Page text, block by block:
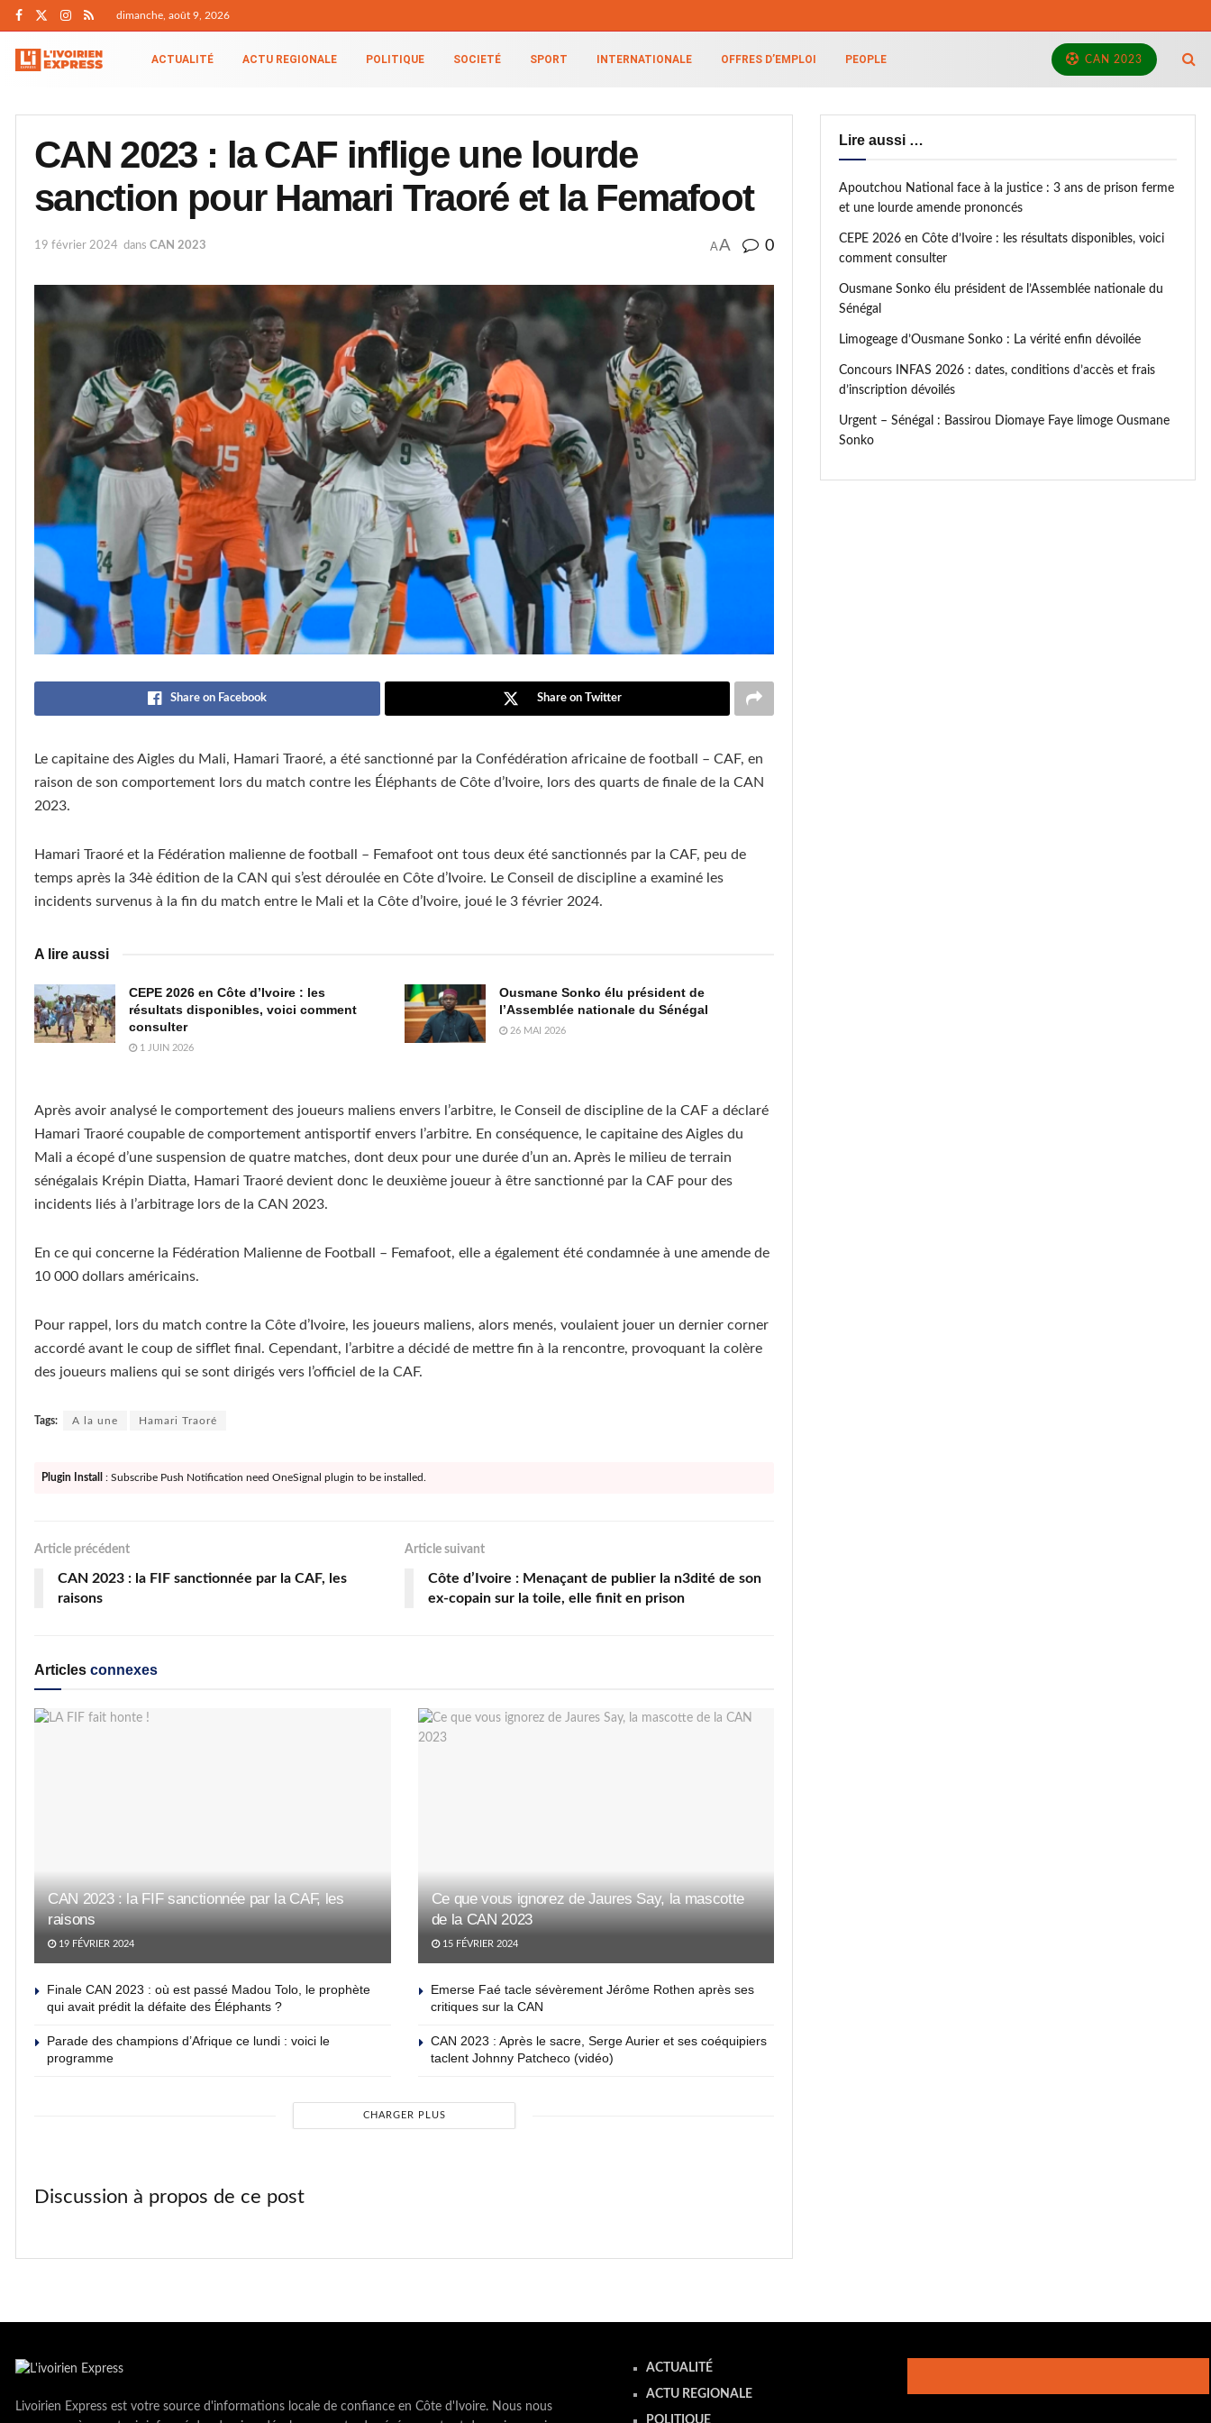
dimanche, août 9, 2026
ACTUALITÉ ACTU REGIONALE POLITIQUE SOCIETÉ SPORT INTERNATIONALE OFFRES D’EMPLOI PEOPLE CAN 2023
CAN 2023 : la CAF inflige une lourde
sanction pour Hamari Traoré et la Femafoot
19 février 2024 dans CAN 2023 AA 0
Share on Facebook Share on Twitter
Le capitaine des Aigles du Mali, Hamari Traoré, a été sanctionné par la Confédération africaine de football – CAF, en
raison de son comportement lors du match contre les Éléphants de Côte d’Ivoire, lors des quarts de finale de la CAN
2023.
Hamari Traoré et la Fédération malienne de football – Femafoot ont tous deux été sanctionnés par la CAF, peu de
temps après la 34è édition de la CAN qui s’est déroulée en Côte d’Ivoire. Le Conseil de discipline a examiné les
incidents survenus à la fin du match entre le Mali et la Côte d’Ivoire, joué le 3 février 2024.
A lire aussi
CEPE 2026 en Côte d’Ivoire : les
résultats disponibles, voici comment
consulter
1 JUIN 2026
Ousmane Sonko élu président de
l’Assemblée nationale du Sénégal
26 MAI 2026
Après avoir analysé le comportement des joueurs maliens envers l’arbitre, le Conseil de discipline de la CAF a déclaré
Hamari Traoré coupable de comportement antisportif envers l’arbitre. En conséquence, le capitaine des Aigles du
Mali a écopé d’une suspension de quatre matches, dont deux pour une durée d’un an. Après le milieu de terrain
sénégalais Krépin Diatta, Hamari Traoré devient donc le deuxième joueur à être sanctionné par la CAF pour des
incidents liés à l’arbitrage lors de la CAN 2023.
En ce qui concerne la Fédération Malienne de Football – Femafoot, elle a également été condamnée à une amende de
10 000 dollars américains.
Pour rappel, lors du match contre la Côte d’Ivoire, les joueurs maliens, alors menés, voulaient jouer un dernier corner
accordé avant le coup de sifflet final. Cependant, l’arbitre a décidé de mettre fin à la rencontre, provoquant la colère
des joueurs maliens qui se sont dirigés vers l’officiel de la CAF.
Tags: A la une Hamari Traoré
Plugin Install : Subscribe Push Notification need OneSignal plugin to be installed.
Article précédent
CAN 2023 : la FIF sanctionnée par la CAF, les
raisons
Article suivant
Côte d’Ivoire : Menaçant de publier la n3dité de son
ex-copain sur la toile, elle finit en prison
Articles connexes
CAN 2023 : la FIF sanctionnée par la CAF, les
raisons
19 FÉVRIER 2024
Ce que vous ignorez de Jaures Say, la mascotte
de la CAN 2023
15 FÉVRIER 2024
Finale CAN 2023 : où est passé Madou Tolo, le prophète
qui avait prédit la défaite des Éléphants ?
Emerse Faé tacle sévèrement Jérôme Rothen après ses
critiques sur la CAN
Parade des champions d’Afrique ce lundi : voici le
programme
CAN 2023 : Après le sacre, Serge Aurier et ses coéquipiers
taclent Johnny Patcheco (vidéo)
CHARGER PLUS
Discussion à propos de ce post
Lire aussi …
Apoutchou National face à la justice : 3 ans de prison ferme
et une lourde amende prononcés
CEPE 2026 en Côte d’Ivoire : les résultats disponibles, voici
comment consulter
Ousmane Sonko élu président de l’Assemblée nationale du
Sénégal
Limogeage d’Ousmane Sonko : La vérité enfin dévoilée
Concours INFAS 2026 : dates, conditions d’accès et frais
d’inscription dévoilés
Urgent – Sénégal : Bassirou Diomaye Faye limoge Ousmane
Sonko
Livoirien Express est votre source d'informations locale de confiance en Côte d'Ivoire. Nous nous
ACTUALITÉ
ACTU REGIONALE